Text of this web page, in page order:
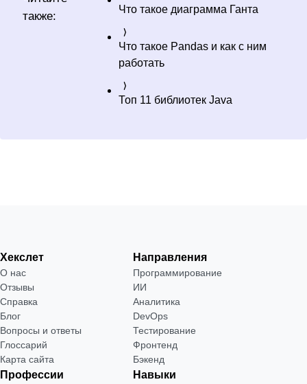
также:
Что такое диаграмма Ганта
Что такое Pandas и как с ним
работать
Топ 11 библиотек Java
Хекслет
О нас
Отзывы
Справка
Блог
Вопросы и ответы
Глоссарий
Карта сайта
Направления
Программирование
ИИ
Аналитика
DevOps
Тестирование
Фронтенд
Бэкенд
Профессии Навыки